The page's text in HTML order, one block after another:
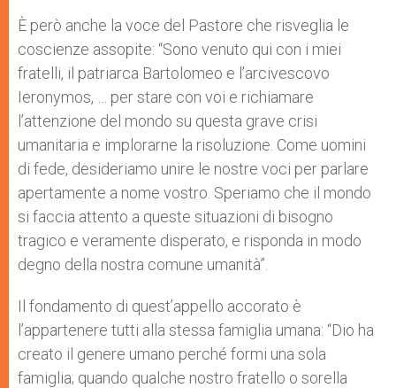
È però anche la voce del Pastore che risveglia le
coscienze assopite: “Sono venuto qui con i miei
fratelli, il patriarca Bartolomeo e l’arcivescovo
Ieronymos, … per stare con voi e richiamare
l’attenzione del mondo su questa grave crisi
umanitaria e implorarne la risoluzione. Come uomini
di fede, desideriamo unire le nostre voci per parlare
apertamente a nome vostro. Speriamo che il mondo
si faccia attento a queste situazioni di bisogno
tragico e veramente disperato, e risponda in modo
degno della nostra comune umanità”.
Il fondamento di quest’appello accorato è
l’appartenere tutti alla stessa famiglia umana: “Dio ha
creato il genere umano perché formi una sola
famiglia; quando qualche nostro fratello o sorella